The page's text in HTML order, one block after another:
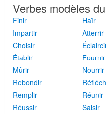
Verbes modèles
Finir
Haïr
Impartir
Atterrir
Choisir
Établir
Fournir
Mûrir
Nourrir
Rebondir
Remplir
Réunir
Réussir
Saisir